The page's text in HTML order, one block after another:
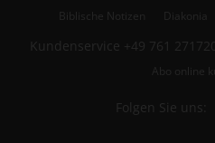
Biblische Notizen
Diakonia
Kundenservice +49 761
Abo online
Folgen Sie uns: